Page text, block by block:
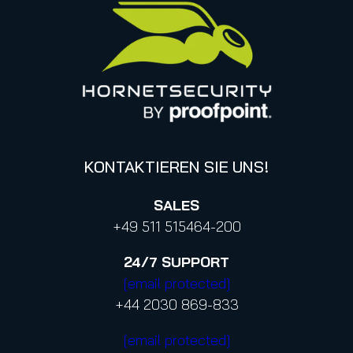
Online Events & Webinare
KONTAKTIEREN SIE UNS!
SALES
+49 511 515464-200
24/7 SUPPORT
[email protected]
+44 2030 869-833
[email protected]